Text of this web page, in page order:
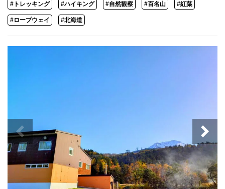
#トレッキング #ハイキング #自然観察 #百名山 #紅葉
#ロープウェイ #北海道